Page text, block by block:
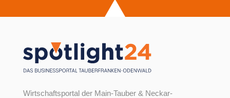
Wirtschaftsportal der Main-Tauber & Neckar-